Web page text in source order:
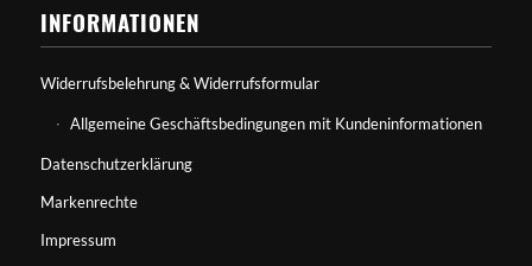
INFORMATIONEN
Widerrufsbelehrung & Widerrufsformular
Allgemeine Geschäftsbedingungen mit Kundeninformationen
Datenschutzerklärung
Markenrechte
Impressum